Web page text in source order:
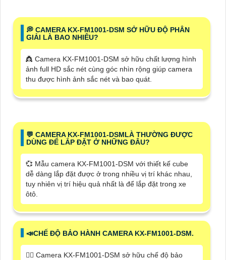
️💭 CAMERA KX-FM1001-DSM SỞ HỮU ĐỘ PHÂN
GIẢI LÀ BAO NHIÊU?
👸 Camera KX-FM1001-DSM sở hữu chất lượng hình
ảnh full HD sắc nét cùng góc nhìn rộng giúp camera
thu được hình ảnh sắc nét và bao quát.
️💬 CAMERA KX-FM1001-DSMLÀ THƯỜNG ĐƯỢC
DÙNG ĐỂ LẮP ĐẶT Ở NHỮNG ĐÂU?
💞 Mẫu camera KX-FM1001-DSM với thiết kế cube
dễ dàng lắp đặt được ở trong nhiều vị trí khác nhau,
tuy nhiên vị trí hiệu quả nhất là để lắp đặt trong xe
ôtô.
📣CHẾ ĐỘ BẢO HÀNH CAMERA KX-FM1001-DSM.
🙆‍♀️ Camera KX-FM1001-DSM sở hữu chế độ bảo